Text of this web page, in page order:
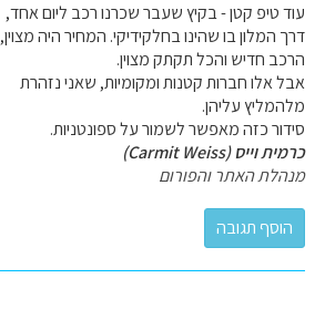
עוד טיפ קטן - בקיץ שעבר שכרנו רכב ליום אחד,
דרך המלון בו שהינו בחלקידיקי. המחיר היה מצוין,
הרכב חדיש והכל תקתק מצוין.
אבל אלו חברות קטנות ומקומיות, שאני נזהרת
מלהמליץ עליהן.
סידור כזה מאפשר לשמור על ספונטניות.
כרמית וייס (Carmit Weiss)
מנהלת האתר והפורום